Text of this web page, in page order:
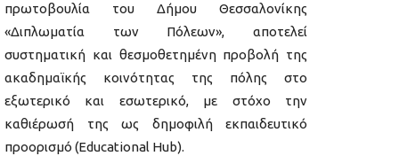
πρωτοβουλία του Δήμου Θεσσαλονίκης
«Διπλωματία των Πόλεων», αποτελεί
συστηματική και θεσμοθετημένη προβολή της
ακαδημαϊκής κοινότητας της πόλης στο
εξωτερικό και εσωτερικό, με στόχο την
καθιέρωσή της ως δημοφιλή εκπαιδευτικό
προορισμό (Educational Hub).